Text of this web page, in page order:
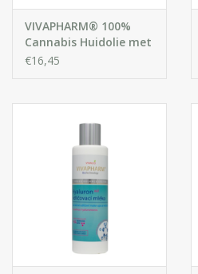
Benzoate, Benzyl Salicylate, Hexyl
Sorbate, Tocopherol
VIVAPHARM® 100%
Cannabis Huidolie met
CBD extract
€16,45